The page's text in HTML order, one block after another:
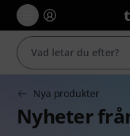
Nya produkter
Nyheter